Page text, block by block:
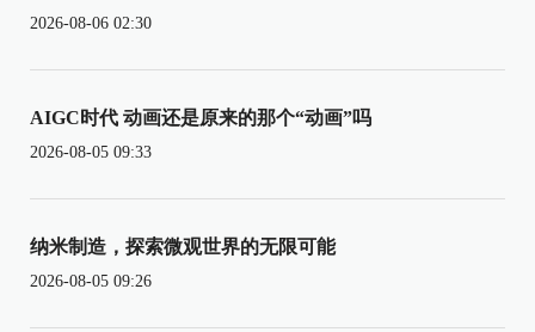
2026-08-06 02:30
AIGC时代 动画还是原来的那个“动画”吗
2026-08-05 09:33
纳米制造，探索微观世界的无限可能
2026-08-05 09:26